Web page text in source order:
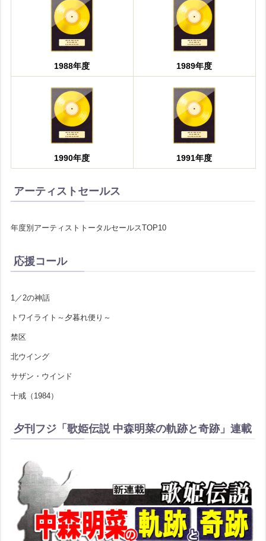
1988年度 1989年度
1990年度 1991年度
アーティストセールス
年度別アーティストトータルセールスTOP10
応援コール
1／2の神話
トワイライト～夕暮れ便り～
禁区
北ウイング
サザン・ウインド
十戒（1984）
夕刊フジ「歌姫伝説 中森明菜の軌跡と奇跡」連載